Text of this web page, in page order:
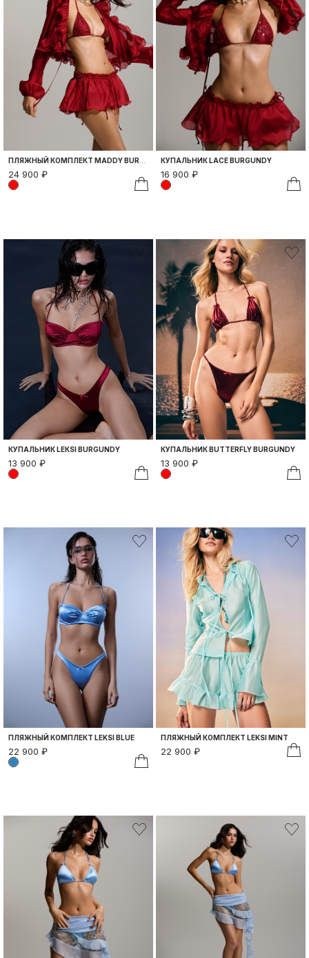
24 900 ₽
КУПАЛЬНИК LACE BURGUNDY
16 900 ₽
КУПАЛЬНИК LEКSI BURGUNDY
13 900 ₽
КУПАЛЬНИК BUTTERFLY BURGUNDY
13 900 ₽
ПЛЯЖНЫЙ КОМПЛЕКТ LEKSI BLUE
22 900 ₽
ПЛЯЖНЫЙ КОМПЛЕКТ LEKSI MINT
22 900 ₽